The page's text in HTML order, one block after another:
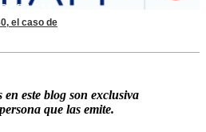
el caso de
este blog son exclusiva
que las emite.